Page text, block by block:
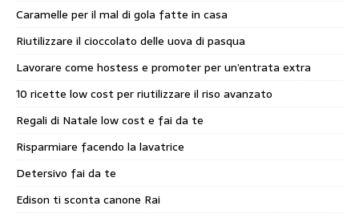
Caramelle per il mal di gola fatte in casa
Riutilizzare il cioccolato delle uova di pasqua
Lavorare come hostess e promoter per un’entrata extra
10 ricette low cost per riutilizzare il riso avanzato
Regali di Natale low cost e fai da te
Risparmiare facendo la lavatrice
Detersivo fai da te
Edison ti sconta canone Rai